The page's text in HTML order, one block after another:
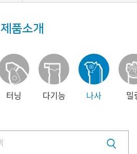
신제품 소식
제품 동영상
제품소개
터닝 다기능 나사 밀